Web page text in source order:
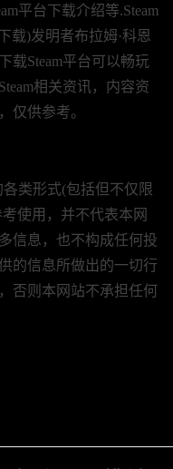
平台下载介绍等.Steam
载)发明者布拉姆·科恩
载Steam平台可以畅玩
相关资讯，内容资
仅供参考。
各类形式(包括但不仅限
使用，并不代表本网
信息，也不构成任何投
的信息所做出的一切行
否则本网站不承担任何